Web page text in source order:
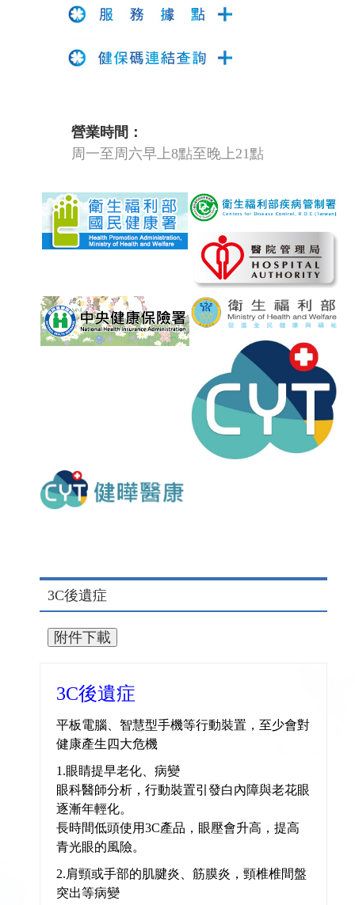
營業時間：
周一至周六早上8點至晚上21點
3C後遺症
3C後遺症
平板電腦、智慧型手機等行動裝置，至少會對
健康產生四大危機
1.眼睛提早老化、病變
眼科醫師分析，行動裝置引發白內障與老花眼
逐漸年輕化。
長時間低頭使用3C產品，眼壓會升高，提高
青光眼的風險。
2.肩頸或手部的肌腱炎、筋膜炎，頸椎椎間盤
突出等病變